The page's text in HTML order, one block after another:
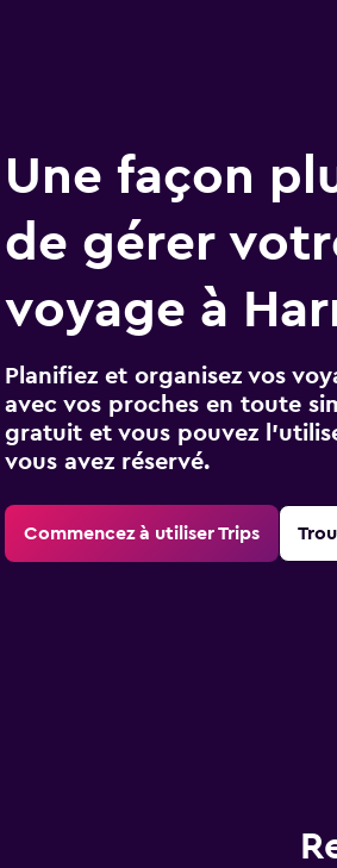
Une façon
de gérer
voyage à
Planifiez et organisez vos
avec vos proches en toute
gratuit et vous pouvez
vous avez réservé.
Commencez à utiliser Trips